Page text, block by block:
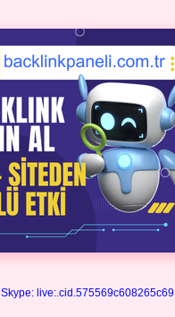
Skype: live:.cid.575569c608265c69